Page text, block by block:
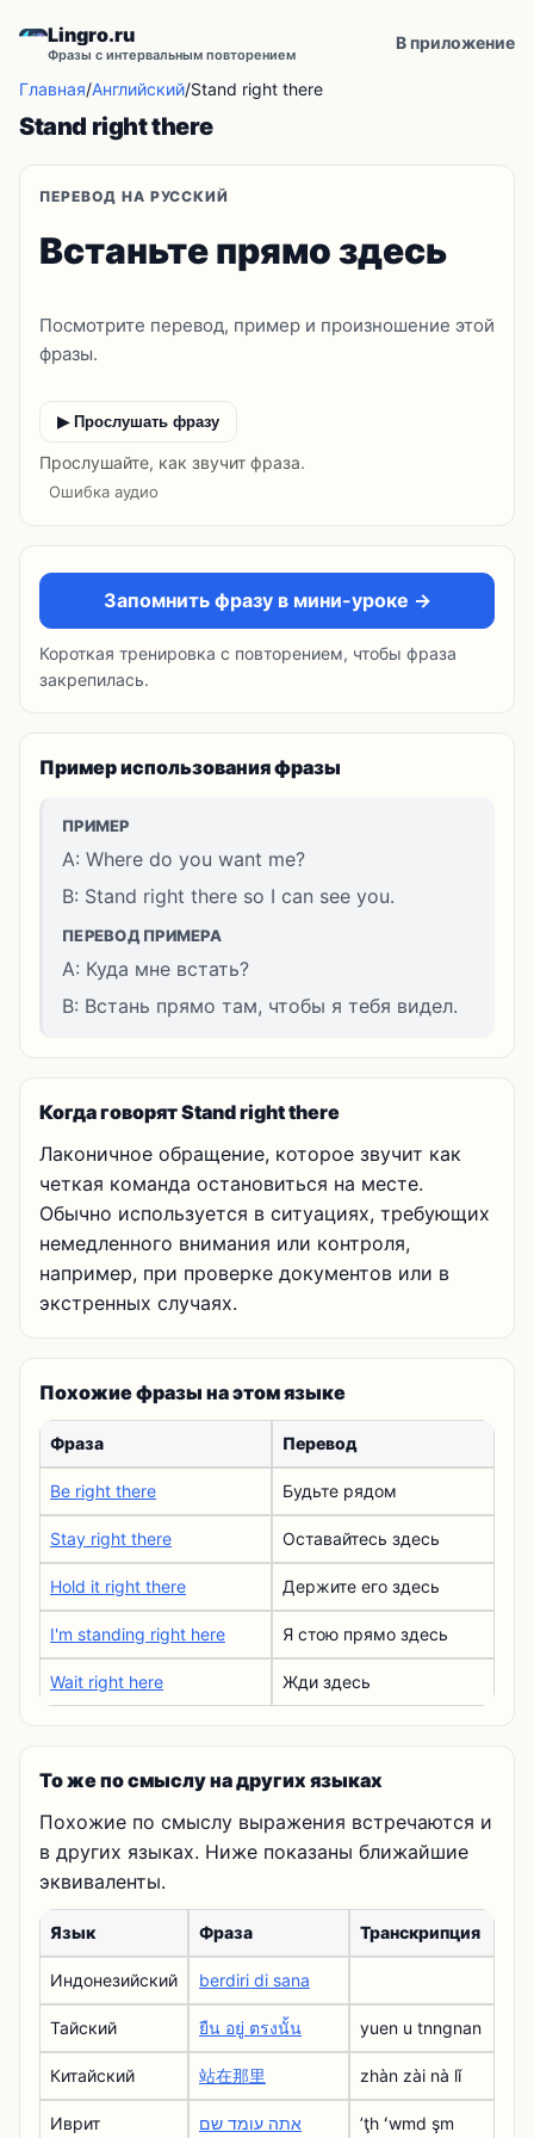
Lingro.ru
Фразы с интервальным повторением
В приложение
Главная/Английский/Stand right there
Stand right there
ПЕРЕВОД НА РУССКИЙ
Встаньте прямо здесь
Посмотрите перевод, пример и произношение этой
фразы.
▶ Прослушать фразу
Прослушайте, как звучит фраза.
Ошибка аудио
Запомнить фразу в мини-уроке →
Короткая тренировка с повторением, чтобы фраза
закрепилась.
Пример использования фразы
ПРИМЕР
A: Where do you want me?
B: Stand right there so I can see you.
ПЕРЕВОД ПРИМЕРА
A: Куда мне встать?
B: Встань прямо там, чтобы я тебя видел.
Когда говорят Stand right there
Лаконичное обращение, которое звучит как
четкая команда остановиться на месте.
Обычно используется в ситуациях, требующих
немедленного внимания или контроля,
например, при проверке документов или в
экстренных случаях.
Похожие фразы на этом языке
Фраза Перевод
Be right there Будьте рядом
Stay right there Оставайтесь здесь
Hold it right there Держите его здесь
I'm standing right here Я стою прямо здесь
Wait right here Жди здесь
То же по смыслу на других языках
Похожие по смыслу выражения встречаются и
в других языках. Ниже показаны ближайшие
эквиваленты.
Язык Фраза Транскрипция
Индонезийский berdiri di sana
Тайский ยืน อยู่ ตรงนั้น yuen u tnngnan
Китайский 站在那里 zhàn zài nà lǐ
Иврит אתה עומד שם ʼţh ʻwmd şm